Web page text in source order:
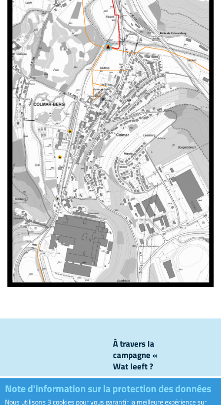
Note d'information sur la protection des données
Nous utilisons 3 cookies pour vous garantir la meilleure expérience sur
À travers la
campagne «
Wat leeft ?
», nous
levons le
voile sur ce